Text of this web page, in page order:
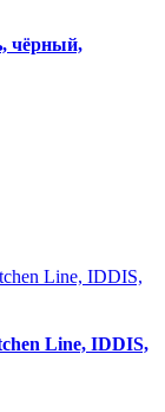
чёрный,
Line, IDDIS,